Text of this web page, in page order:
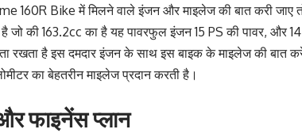
160R Bike में मिलने वाले इंजन और माइलेज की बात करी जाए
है जो की 163.2cc का है यह पावरफुल इंजन 15 PS की पावर, और
रखता है इस दमदार इंजन के साथ इस बाइक के माइलेज की बात
का बेहतरीन माइलेज प्रदान करती है।
फाइनेंस प्लान